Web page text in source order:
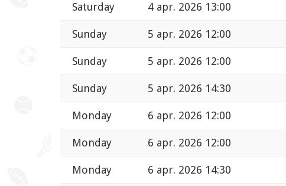
Saturday 4 apr. 2026 13:00
Sunday 5 apr. 2026 12:00
Sunday 5 apr. 2026 12:00
Sunday 5 apr. 2026 14:30
Monday 6 apr. 2026 12:00
Monday 6 apr. 2026 12:00
Monday 6 apr. 2026 14:30